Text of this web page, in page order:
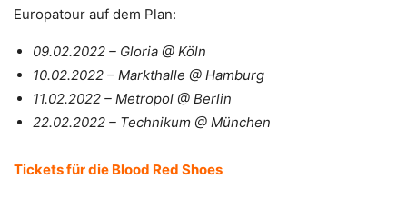
Europatour auf dem Plan:
09.02.2022 – Gloria @ Köln
10.02.2022 – Markthalle @ Hamburg
11.02.2022 – Metropol @ Berlin
22.02.2022 – Technikum @ München
Tickets für die Blood Red Shoes